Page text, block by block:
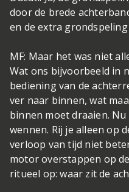
door de brede
en de extra
MF: Maar het was niet
Wat ons bijvoorbeeld in
bediening van de
ver naar binnen, wat
binnen moet draaien.
wennen. Rij je alleen op
verloop van tijd niet
motor overstappen op
ritueel op: waar zit de